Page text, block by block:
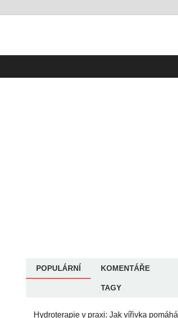
POPULÁRNÍ KOMENTÁŘE
TAGY
Hydroterapie v praxi: Jak vířivka pomáhá